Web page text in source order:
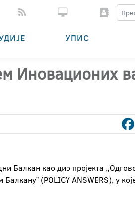
УПИС
Иновационих
Балкан као дио пројекта
(POLICY ANSWERS), у